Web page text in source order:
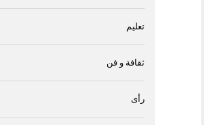
تعليم
ثقافة و فن
رأى